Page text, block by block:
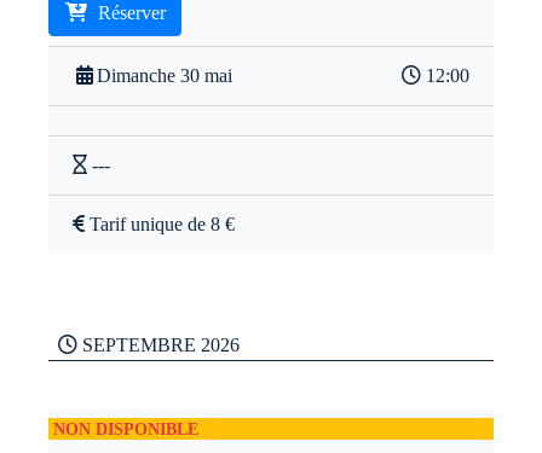
Réserver
Dimanche 30 mai 12:00
---
Tarif unique de 8 €
SEPTEMBRE 2026
NON DISPONIBLE